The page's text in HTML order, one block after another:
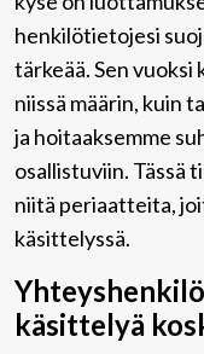
henkilötietojesi
tärkeää. Sen
niissä määrin, kuin
ja hoitaaksemme
osallistuviin. Tässä
niitä periaatteita,
käsittelyssä.
käsittelyä